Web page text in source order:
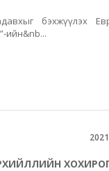
бэхжүүлэх
ийн&nb...